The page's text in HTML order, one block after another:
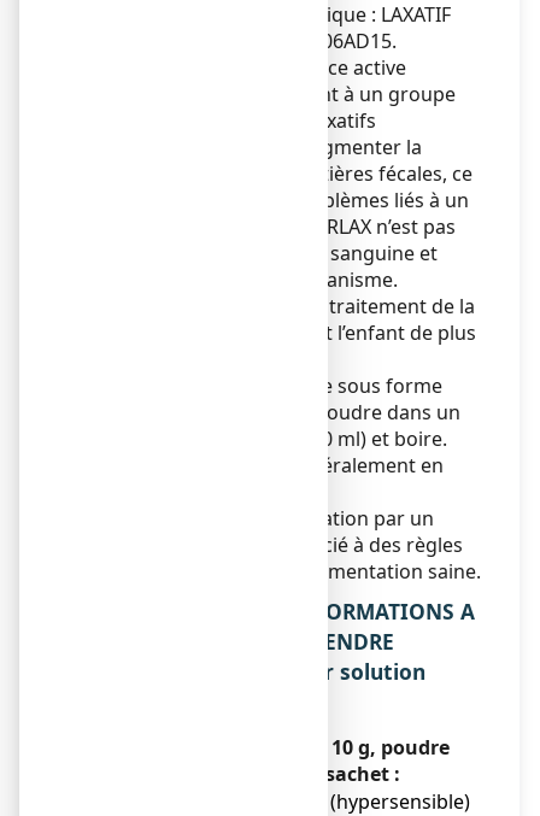
Classe pharmacothérapeutique : LAXATIF
OSMOTIQUE - code ATC : A06AD15.
FORLAX contient la substance active
macrogol 4000 et appartient à un groupe
de médicaments appelés laxatifs
osmotiques. Il permet d’augmenter la
quantité d’eau dans les matières fécales, ce
qui aide à résoudre les problèmes liés à un
transit intestinal ralenti. FORLAX n’est pas
absorbé dans la circulation sanguine et
n’est pas modifié dans l’organisme.
FORLAX est indiqué pour le traitement de la
constipation chez l’adulte et l’enfant de plus
Ce médicament se présente sous forme
d’une poudre qu’il faut dissoudre dans un
verre d’eau (au minimum 50 ml) et boire.
Son effet se manifeste généralement en
Le traitement de la constipation par un
médicament doit être associé à des règles
d’hygiène de vie et à une alimentation saine.
2. QUELLES SONT LES INFORMATIONS A
CONNAITRE AVANT DE PRENDRE
FORLAX 10 g, poudre pour solution
Ne prenez jamais FORLAX 10 g, poudre
pour solution buvable en sachet :
● Si vous êtes allergique (hypersensible)